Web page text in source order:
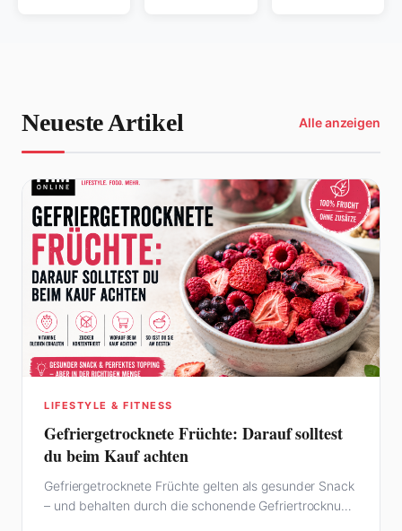
Neueste Artikel Alle anzeigen
LIFESTYLE & FITNESS
Gefriergetrocknete Früchte: Darauf solltest
du beim Kauf achten
Gefriergetrocknete Früchte gelten als gesunder Snack
– und behalten durch die schonende Gefriertrocknung